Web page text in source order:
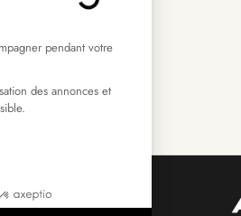
Retour et échange
pendant votre
des annonces et